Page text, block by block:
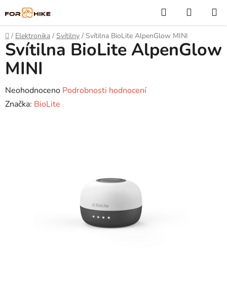
na
obsah
Hledat
KOŠÍK
Domů
/ Elektronika / Svítilny / Svítilna BioLite AlpenGlow MINI
Svítilna BioLite AlpenGlow
MINI
Průměrné
hodnocení
Neohodnoceno Podrobnosti hodnocení
Značka: BioLite